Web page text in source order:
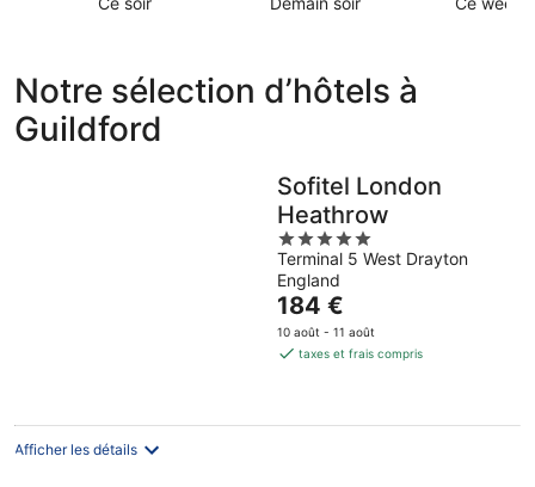
à
Guildford
pour
prix
à
soir,
août
août
week-
août
Notre sélection d’hôtels à
Guildford
Sofitel London
Heathrow
5
out
of
5
Terminal 5 West Drayton
England
Le
prix
est
par
184 €
10 août - 11 août
taxes et frais compris
Afficher les détails